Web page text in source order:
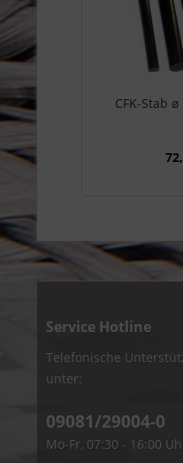
CFK-Stab
Service Hotline
Telefonische
unter:
09081/29004-0
Mo-Fr, 07:30 - 16:00